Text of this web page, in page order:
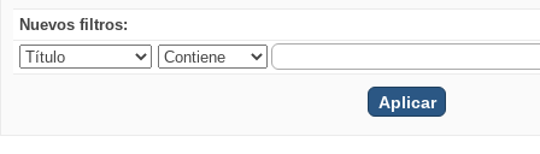
Nuevos filtros: